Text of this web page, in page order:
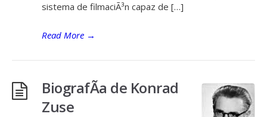
sistema de filmaciÃ³n capaz de […]
Read More →
BiografÃ­a de Konrad
Zuse